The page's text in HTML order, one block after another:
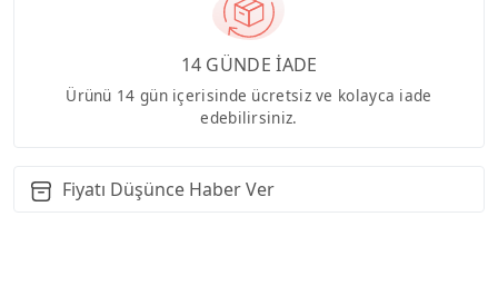
14 GÜNDE İADE
Ürünü 14 gün içerisinde ücretsiz ve kolayca iade
edebilirsiniz.
Fiyatı Düşünce Haber Ver